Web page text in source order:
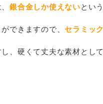
銀合金しか使えないとい
できますので、 セラミッ
、硬くて丈夫な素材として